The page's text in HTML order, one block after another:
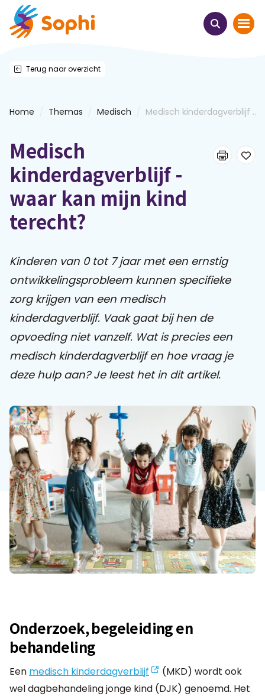
Thema's
Leren & ontmoeten
Webinars
E-learnings
Themabijeenkomsten
Praat mee
Clientdossier
Sophi
Over
Sophi
Terug naar overzicht
Home Themas Medisch Medisch kinderdagverblijf ...
Medisch
kinderdagverblijf -
waar kan mijn kind
terecht?
Kinderen van 0 tot 7 jaar met een ernstig
ontwikkelingsprobleem kunnen specifieke
zorg krijgen van een medisch
kinderdagverblijf. Vaak gaat bij hen de
opvoeding niet vanzelf. Wat is precies een
medisch kinderdagverblijf en hoe vraag je
deze hulp aan? Je leest het in dit artikel.
Onderzoek, begeleiding en
behandeling
Een medisch kinderdagverblijf
(MKD) wordt ook
wel dagbehandeling jonge kind (DJK) genoemd. Het